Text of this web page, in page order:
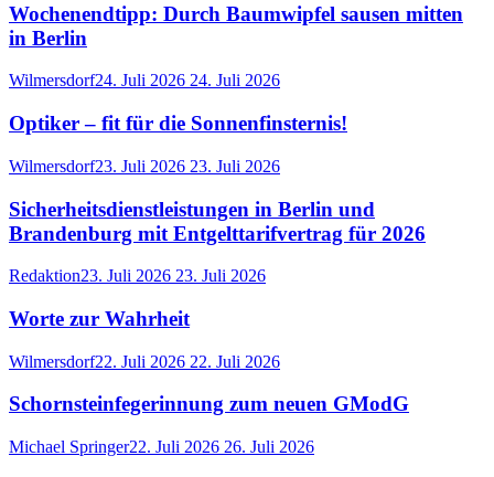
Wochenendtipp: Durch Baumwipfel sausen mitten
in Berlin
Wilmersdorf24. Juli 2026 24. Juli 2026
Optiker – fit für die Sonnenfinsternis!
Wilmersdorf23. Juli 2026 23. Juli 2026
Sicherheitsdienstleistungen in Berlin und
Brandenburg mit Entgelttarifvertrag für 2026
Redaktion23. Juli 2026 23. Juli 2026
Worte zur Wahrheit
Wilmersdorf22. Juli 2026 22. Juli 2026
Schornsteinfegerinnung zum neuen GModG
Michael Springer22. Juli 2026 26. Juli 2026